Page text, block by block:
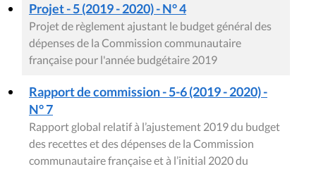
Projet - 5 (2019 - 2020) - N° 4
Projet de règlement ajustant le budget général des
dépenses de la Commission communautaire
française pour l'année budgétaire 2019
Rapport de commission - 5-6 (2019 - 2020) -
N° 7
Rapport global relatif à l’ajustement 2019 du budget
des recettes et des dépenses de la Commission
communautaire française et à l’initial 2020 du